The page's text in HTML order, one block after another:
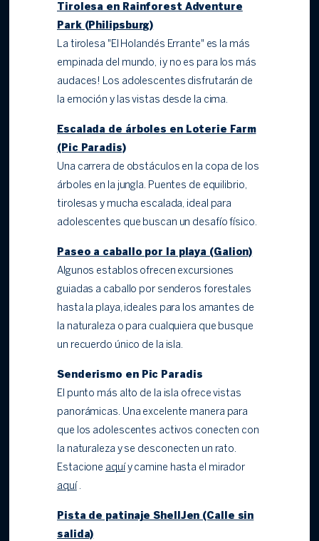
Tirolesa en Rainforest Adventure
Park (Philipsburg)
La tirolesa "El Holandés Errante" es la más
empinada del mundo, ¡y no es para los más
audaces! Los adolescentes disfrutarán de
la emoción y las vistas desde la cima.
Escalada de árboles en Loterie Farm
(Pic Paradis)
Una carrera de obstáculos en la copa de los
árboles en la jungla. Puentes de equilibrio,
tirolesas y mucha escalada, ideal para
adolescentes que buscan un desafío físico.
Paseo a caballo por la playa (Galion)
Algunos establos ofrecen excursiones
guiadas a caballo por senderos forestales
hasta la playa, ideales para los amantes de
la naturaleza o para cualquiera que busque
un recuerdo único de la isla.
Senderismo en Pic Paradis
El punto más alto de la isla ofrece vistas
panorámicas. Una excelente manera para
que los adolescentes activos conecten con
la naturaleza y se desconecten un rato.
Estacione aquí
y camine hasta el mirador
aquí
.
Pista de patinaje ShellJen (Calle sin
salida)